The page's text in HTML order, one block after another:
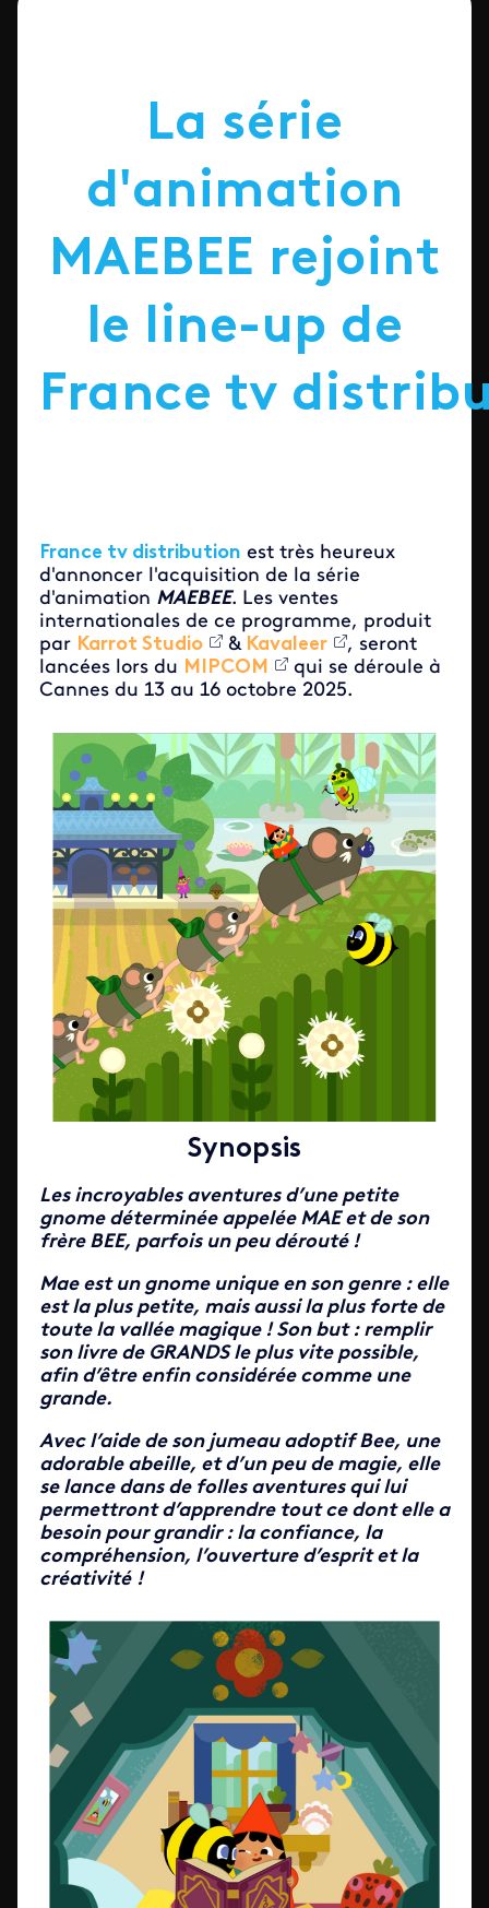
La série
d'animation
MAEBEE rejoint
le line-up de
France tv
France tv distribution est très heureux
d'annoncer l'acquisition de la série
d'animation MAEBEE. Les ventes
internationales de ce programme, produit
par Karrot Studio & Kavaleer
, seront
lancées lors du MIPCOM
qui se déroule à
Cannes du 13 au 16 octobre 2025.
Synopsis
Les incroyables aventures d’une petite
gnome déterminée appelée MAE et de son
frère BEE, parfois un peu dérouté !
Mae est un gnome unique en son genre : elle
est la plus petite, mais aussi la plus forte de
toute la vallée magique ! Son but : remplir
son livre de GRANDS le plus vite possible,
afin d’être enfin considérée comme une
grande.
Avec l’aide de son jumeau adoptif Bee, une
adorable abeille, et d’un peu de magie, elle
se lance dans de folles aventures qui lui
permettront d’apprendre tout ce dont elle a
besoin pour grandir : la confiance, la
compréhension, l’ouverture d’esprit et la
créativité !